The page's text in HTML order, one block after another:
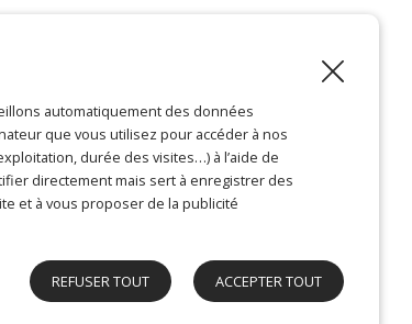
automatiquement des données
que vous utilisez pour accéder à nos
durée des visites…) à l’aide de
directement mais sert à enregistrer des
et à vous proposer de la publicité
REFUSER TOUT ACCEPTER TOUT